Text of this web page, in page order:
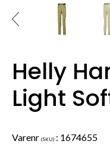
Helly
Light
Varenr (SKU) : 1674655